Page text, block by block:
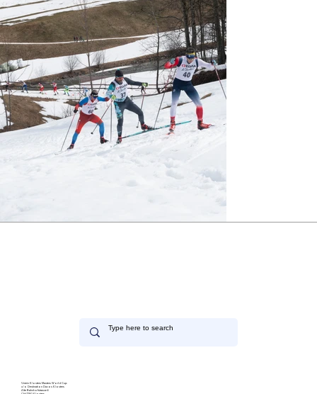
Verein Klosters Masters World Cup
c/o Destination Davos Klosters
Alte Bahnhofstrasse 6